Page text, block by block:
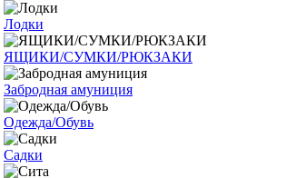
Лодки
ЯЩИКИ/СУМКИ/РЮКЗАКИ
Забродная амуниция
Одежда/Обувь
Садки